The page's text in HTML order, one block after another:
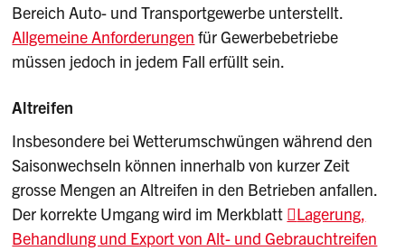
Bereich Auto- und Transportgewerbe unterstellt.
Allgemeine Anforderungen für Gewerbebetriebe
müssen jedoch in jedem Fall erfüllt sein.
Altreifen
Insbesondere bei Wetterumschwüngen während den
Saisonwechseln können innerhalb von kurzer Zeit
grosse Mengen an Altreifen in den Betrieben anfallen.
Der korrekte Umgang wird im Merkblatt
Lagerung,
Behandlung und Export von Alt- und Gebrauchtreifen